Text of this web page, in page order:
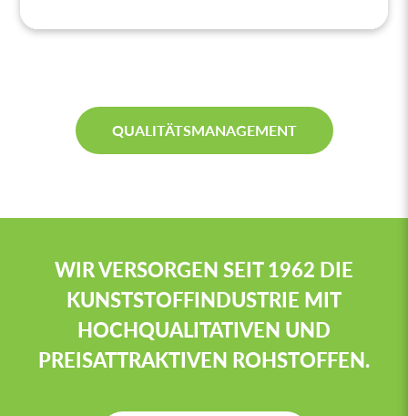
QUALITÄTSMANAGEMENT
WIR VERSORGEN SEIT 1962 DIE
KUNSTSTOFFINDUSTRIE MIT
HOCHQUALITATIVEN UND
PREISATTRAKTIVEN ROHSTOFFEN.